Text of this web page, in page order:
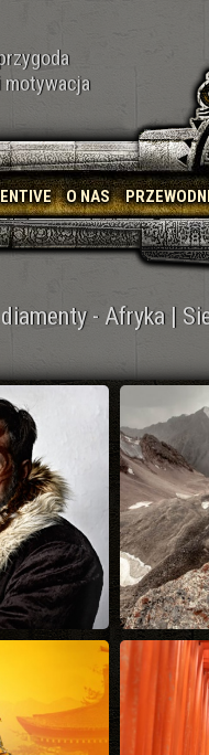
motywacja
O NAS
- Afryka |